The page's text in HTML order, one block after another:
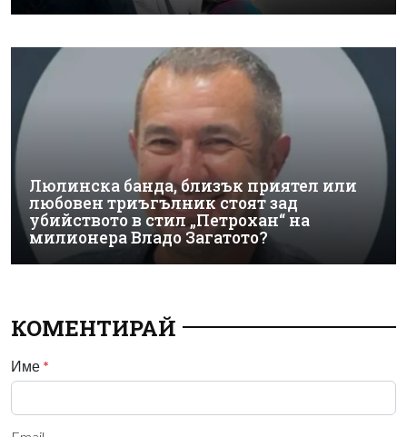
Люлинска банда, близък приятел или
любовен триъгълник стоят зад
убийството в стил „Петрохан“ на
милионера Владо Загатото?
КОМЕНТИРАЙ
Име *